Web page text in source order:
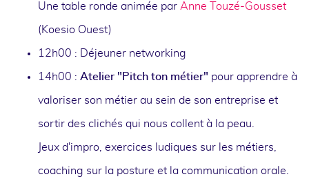
Une table ronde animée par Anne Touzé-Gousset
(Koesio Ouest)
12h00 : Déjeuner networking
14h00 : Atelier "Pitch ton métier" pour apprendre à
valoriser son métier au sein de son entreprise et
sortir des clichés qui nous collent à la peau.
Jeux d'impro, exercices ludiques sur les métiers,
coaching sur la posture et la communication orale.